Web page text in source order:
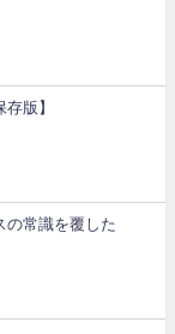
版】
の常識を覆した